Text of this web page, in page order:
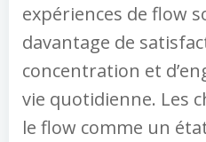
expériences de flow
davantage de
concentration et
vie quotidienne. Les
le flow comme un